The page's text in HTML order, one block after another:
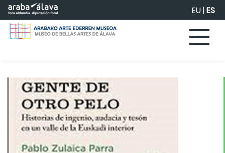
Saltar al contenido principal EU|ES